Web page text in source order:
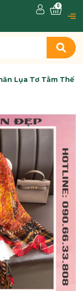
0
Lụa Tơ Tằm Thế